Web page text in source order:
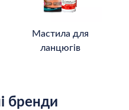
Мастила для
ланцюгів
бренди